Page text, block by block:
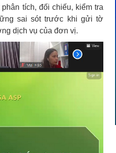
tích, đối chiếu, kiểm tra
sai sót trước khi gửi tờ
dịch vụ của đơn vị.